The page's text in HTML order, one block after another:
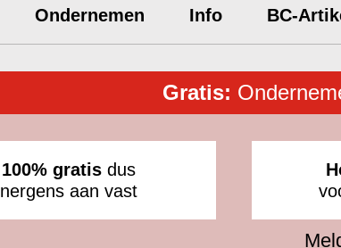
Ondernemen Info BC-
Gratis:
100% gratis dus
nergens aan vast